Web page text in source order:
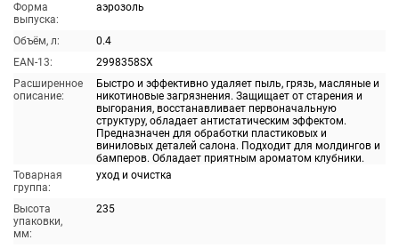
Форма
выпуска:
аэрозоль
Объём, л:
0.4
EAN-13:
2998358SX
Расширенное
описание:
Быстро и эффективно удаляет пыль, грязь, масляные и
никотиновые загрязнения. Защищает от старения и
выгорания, восстанавливает первоначальную
структуру, обладает антистатическим эффектом.
Предназначен для обработки пластиковых и
виниловых деталей салона. Подходит для молдингов и
бамперов. Обладает приятным ароматом клубники.
Товарная
группа:
уход и очистка
Высота
упаковки,
мм:
235